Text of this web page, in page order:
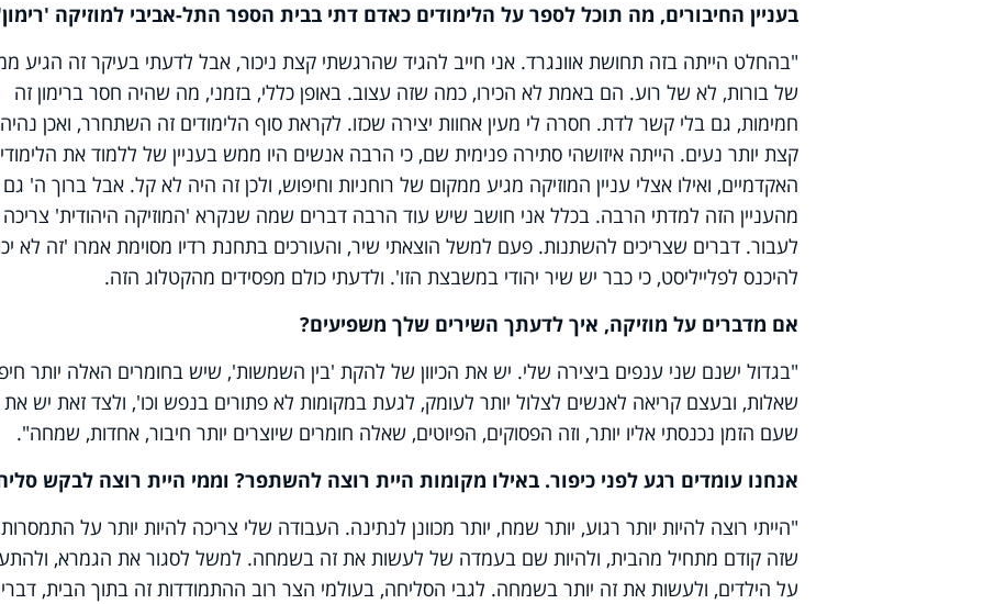
בעניין החיבורים, מה תוכל לספר על הלימודים כאדם דתי בבית הספר התל-אביבי למוזיקה
"בהחלט הייתה בזה תחושת אוונגרד. אני חייב להגיד שהרגשתי קצת ניכור, אבל לדעתי בעיקר זה הגיע
של בורות, לא של רוע. הם באמת לא הכירו, כמה שזה עצוב. באופן כללי, בזמני, מה שהיה חסר ברימון זה
חמימות, גם בלי קשר לדת. חסרה לי מעין אחוות יצירה שכזו. לקראת סוף הלימודים זה השתחרר, ואכן נהיה
קצת יותר נעים. הייתה איזושהי סתירה פנימית שם, כי הרבה אנשים היו ממש בעניין של ללמוד את
האקדמיים, ואילו אצלי עניין המוזיקה מגיע ממקום של רוחניות וחיפוש, ולכן זה היה לא קל. אבל ברוך ה' גם
מהעניין הזה למדתי הרבה. בכלל אני חושב שיש עוד הרבה דברים שמה שנקרא 'המוזיקה היהודית' צריכה
לעבור. דברים שצריכים להשתנות. פעם למשל הוצאתי שיר, והעורכים בתחנת רדיו מסוימת אמרו 'זה לא
להיכנס לפלייליסט, כי כבר יש שיר יהודי במשבצת הזו'. ולדעתי כולם מפסידים מהקטלוג הזה.
אם מדברים על מוזיקה, איך לדעתך השירים שלך משפיעים?
"בגדול ישנם שני ענפים ביצירה שלי. יש את הכיוון של להקת 'בין השמשות', שיש בחומרים האלה יותר
שאלות, ובעצם קריאה לאנשים לצלול יותר לעומק, לגעת במקומות לא פתורים בנפש וכו', ולצד זאת יש
שעם הזמן נכנסתי אליו יותר, וזה הפסוקים, הפיוטים, שאלה חומרים שיוצרים יותר חיבור, אחדות, שמחה".
אנחנו עומדים רגע לפני כיפור. באילו מקומות היית רוצה להשתפר? וממי היית רוצה לבקש
"הייתי רוצה להיות יותר רגוע, יותר שמח, יותר מכוונן לנתינה. העבודה שלי צריכה להיות יותר על
שזה קודם מתחיל מהבית, ולהיות שם בעמדה של לעשות את זה בשמחה. למשל לסגור את הגמרא,
על הילדים, ולעשות את זה יותר בשמחה. לגבי הסליחה, בעולמי הצר רוב ההתמודדות זה בתוך הבית,